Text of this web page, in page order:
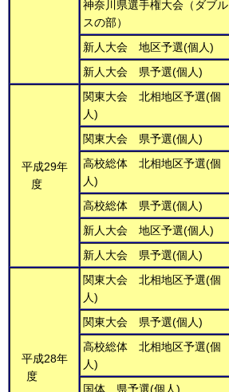
神奈川県選手権大会（ダブル
スの部）
新人大会 地区予選(個人)
新人大会 県予選(個人)
平成29年
度
関東大会 北相地区予選(個
人)
関東大会 県予選(個人)
高校総体 北相地区予選(個
人)
高校総体 県予選(個人)
新人大会 地区予選(個人)
新人大会 県予選(個人)
平成28年
度
関東大会 北相地区予選(個
人)
関東大会 県予選(個人)
高校総体 北相地区予選(個
人)
国体 県予選(個人)